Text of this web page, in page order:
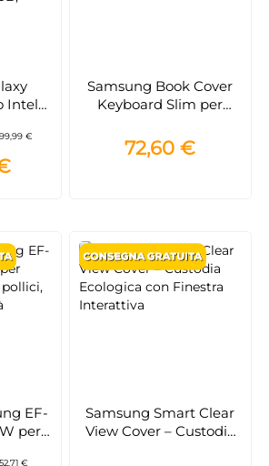
Intel®
in
€
Samsung Book Cover
Keyboard Slim per
Sottile ed Elegante
72,60 €
EF-
per
52,71 €
Samsung Smart Clear
View Cover – Custodia